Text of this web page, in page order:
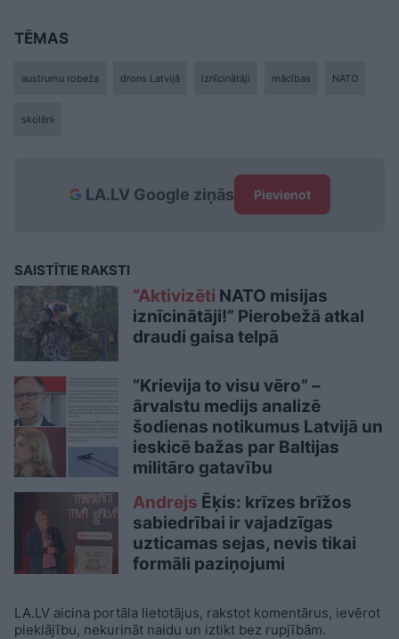
TĒMAS
austrumu robeža drons Latvijā iznīcinātāji mācības NATO
skolēni
LA.LV Google ziņās Pievienot
SAISTĪTIE RAKSTI
“Aktivizēti NATO misijas
iznīcinātāji!” Pierobežā atkal
draudi gaisa telpā
“Krievija to visu vēro” –
ārvalstu medijs analizē
šodienas notikumus Latvijā un
ieskicē bažas par Baltijas
militāro gatavību
Andrejs Ēķis: krīzes brīžos
sabiedrībai ir vajadzīgas
uzticamas sejas, nevis tikai
formāli paziņojumi
LA.LV aicina portāla lietotājus, rakstot komentārus, ievērot
pieklājību, nekurināt naidu un iztikt bez rupjībām.